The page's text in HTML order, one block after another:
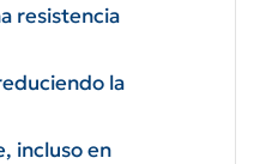
resistencia
la
incluso en